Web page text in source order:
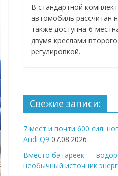
В стандартной
автомобиль рассчитан
также доступна 6-
двумя креслами
регулировкой.
Свежие записи:
7 мест и почти 600 сил:
Audi Q9 07.08.2026
Вместо батареек —
необычный источник